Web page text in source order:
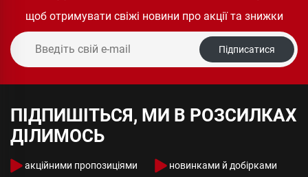
щоб отримувати свіжі новини про акції та знижки
Підписатися
ПІДПИШІТЬСЯ, МИ В РОЗСИЛКАХ
ДІЛИМОСЬ
акційними пропозиціями новинками й добірками